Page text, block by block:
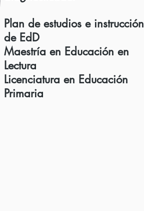
Plan de estudios e instrucción
de EdD
Maestría en Educación en
Lectura
Licenciatura en Educación
Primaria